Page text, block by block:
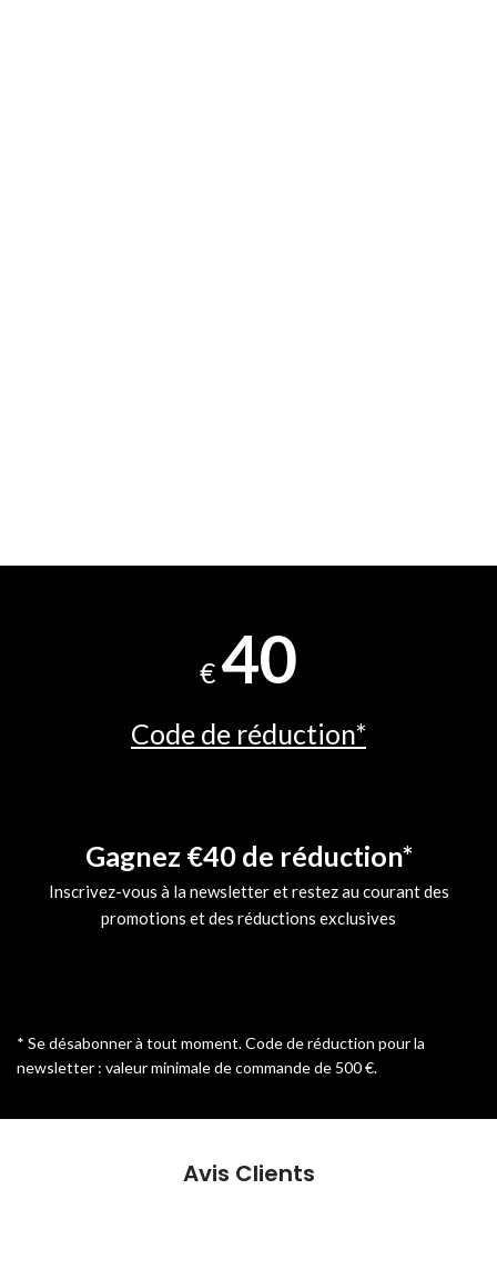
€ 40
Code de réduction*
Gagnez €40 de réduction*
Inscrivez-vous à la newsletter et restez au courant des
promotions et des réductions exclusives
* Se désabonner à tout moment. Code de réduction pour la
newsletter : valeur minimale de commande de 500 €.
Avis Clients